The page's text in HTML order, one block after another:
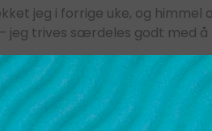
jeg i forrige uke, og himmel
jeg trives særdeles godt med